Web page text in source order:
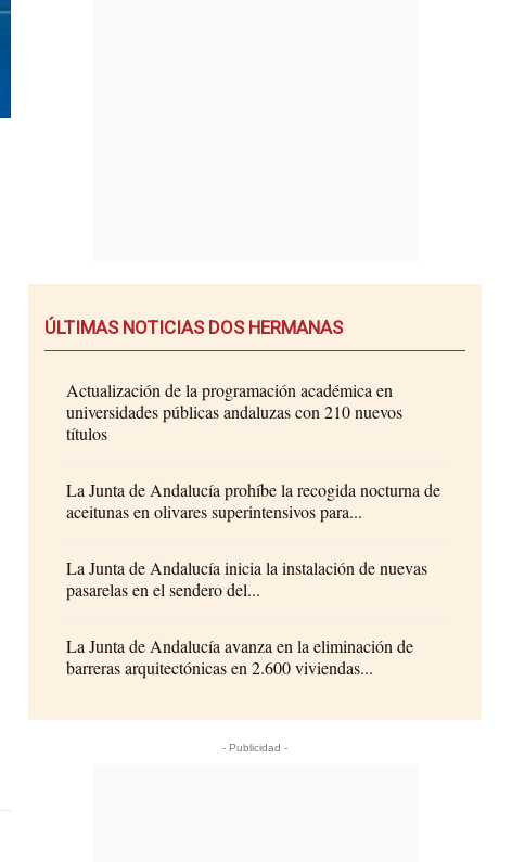
ÚLTIMAS NOTICIAS DOS HERMANAS
Actualización de la programación académica en
universidades públicas andaluzas con 210 nuevos
títulos
La Junta de Andalucía prohíbe la recogida nocturna de
aceitunas en olivares superintensivos para...
La Junta de Andalucía inicia la instalación de nuevas
pasarelas en el sendero del...
La Junta de Andalucía avanza en la eliminación de
barreras arquitectónicas en 2.600 viviendas...
- Publicidad -